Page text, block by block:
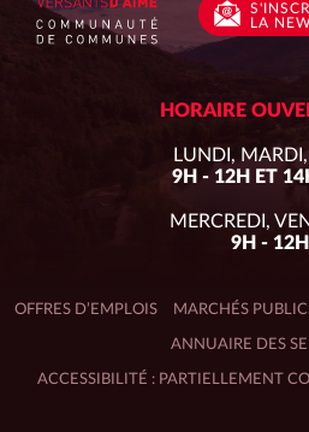
HORAIRE
LUNDI, MARDI,
9H - 12H ET
MERCREDI,
9H - 12H
OFFRES D’EMPLOIS MARCHÉS
ANNUAIRE DES
ACCESSIBILITÉ : PARTIELLEMENT
LA